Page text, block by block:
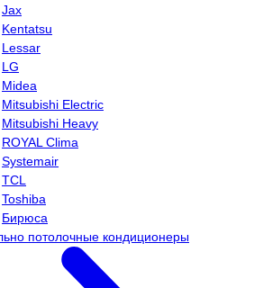
Jax
Kentatsu
Lessar
LG
Midea
Mitsubishi Electric
Mitsubishi Heavy
ROYAL Clima
Systemair
TCL
Toshiba
Бирюса
потолочные кондиционеры